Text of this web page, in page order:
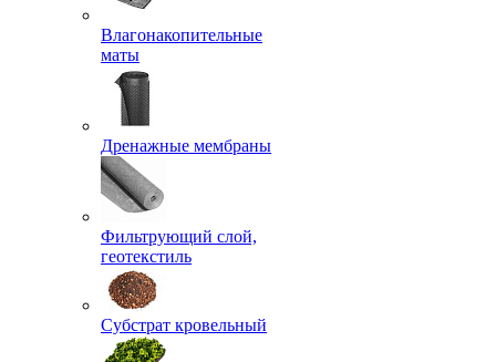
Влагонакопительные
маты
Дренажные мембраны
Фильтрующий слой,
геотекстиль
Субстрат кровельный